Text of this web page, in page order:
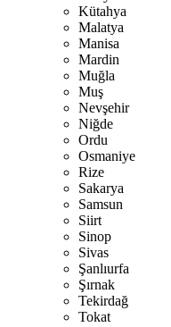
Kütahya
Malatya
Manisa
Mardin
Muğla
Muş
Nevşehir
Niğde
Ordu
Osmaniye
Rize
Sakarya
Samsun
Siirt
Sinop
Sivas
Şanlıurfa
Şırnak
Tekirdağ
Tokat